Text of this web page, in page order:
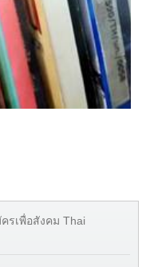
รเพื่อสังคม Thai